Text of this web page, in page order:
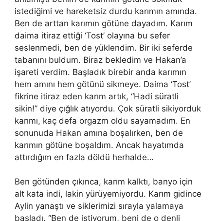
istediğimi ve hareketsiz durdu karımın amında.
Ben de arttan karımın götüne dayadım. Karım
daima itiraz ettiği ‘Tost’ olayına bu sefer
seslenmedi, ben de yüklendim. Bir iki seferde
tabanını buldum. Biraz bekledim ve Hakan’a
işareti verdim. Başladık birebir anda karımın
hem amını hem götünü sikmeye. Daima ‘Tost’
fikrine itiraz eden karım artık, “Hadi süratli
sikin!” diye çığlık atıyordu. Çok süratli sikiyorduk
karımı, kaç defa orgazm oldu sayamadım. En
sonunuda Hakan amına boşalırken, ben de
karımın götüne boşaldım. Ancak hayatımda
attırdığım en fazla döldü herhalde…
Ben götünden çıkınca, karım kalktı, banyo için
alt kata indi, lakin yürüyemiyordu. Karım gidince
Aylin yanaştı ve siklerimizi sırayla yalamaya
başladı, “Ben de istiyorum, beni de o denli